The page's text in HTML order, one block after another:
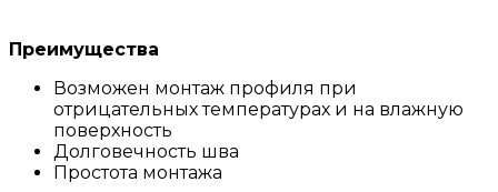
Преимущества
Возможен монтаж профиля при
отрицательных температурах и на влажную
поверхность
Долговечность шва
Простота монтажа